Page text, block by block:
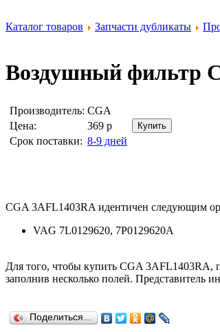
Каталог товаров Запчасти дубликаты
Воздушный фильтр
Производитель: CGA
Цена:
369 р
Срок поставки: 8-9 дней
CGA 3AFL1403RA идентичен следующим
VAG 7L0129620, 7P0129620A
Для того, чтобы купить CGA
заполнив несколько полей. Представитель
Поделиться…